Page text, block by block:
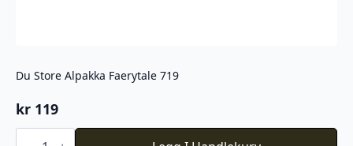
Du Store Alpakka Faerytale 719
kr 119
Du